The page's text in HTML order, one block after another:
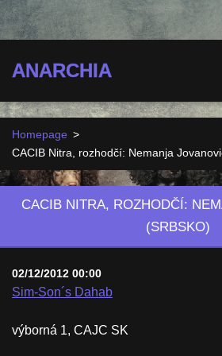
ANARCHIA
Homepage >
CACIB Nitra, rozhodčí: Nemanja
CACIB NITRA, ROZHODČÍ:
(SRBSKO)
02/12/2012 00:00
Sim-Son´s Dahab
výborná 1, CAJC SK